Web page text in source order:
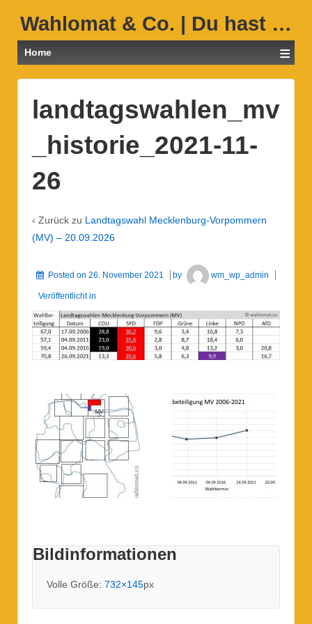
Wahlomat & Co. | Du hast …
Home ≡
landtagswahlen_mv
_historie_2021-11-
26
‹ Zurück zu Landtagswahl Mecklenburg-Vorpommern
(MV) – 20.09.2026
Posted on 26. November 2021 by wm_wp_admin
Veröffentlicht in
Bildinformationen
Volle Größe: 732×145px